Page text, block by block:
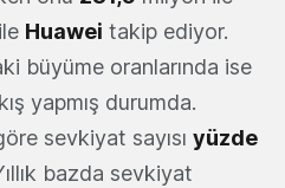
Huawei takip ediyor.
büyüme oranlarında ise
yapmış durumda.
sevkiyat sayısı yüzde
bazda sevkiyat